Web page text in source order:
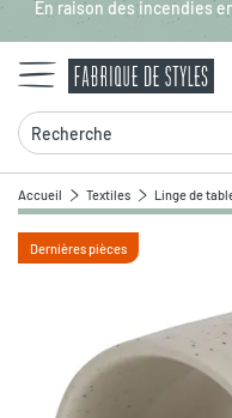
Aller au contenu principal
En raison des incendies
Recherche
Accueil Textiles Linge de
Dernières pièces